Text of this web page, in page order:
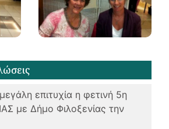
επιτυχία η φετινή 5η
με Δήμο Φιλοξενίας την